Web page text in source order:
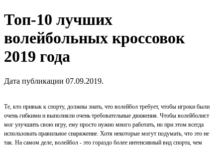
Топ-10 лучших
волейбольных кроссовок
2019 года
Дата публикации 07.09.2019.
Те, кто привык к спорту, должны знать, что волейбол требует, чтобы игроки были
очень гибкими и выполняли очень требовательные движения. Чтобы волейболист
мог улучшить свою игру, ему просто нужно много работать, но при этом всегда
использовать правильное снаряжение. Хотя некоторые могут подумать, что это не
так. На самом деле, волейбол - это гораздо более интенсивный вид спорта, чем